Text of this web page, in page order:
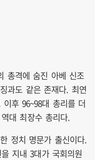
총격에 숨진 아베 신조
과도 같은 존재다. 최연
후 96~98대 총리를 더
대 최장수 총리다.
정치 명문가 출신이다.
지내 3대가 국회의원